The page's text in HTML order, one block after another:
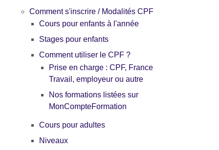
Comment s'inscrire / Modalités CPF
Cours pour enfants à l'année
Stages pour enfants
Comment utiliser le CPF ?
Prise en charge : CPF, France
Travail, employeur ou autre
Nos formations listées sur
MonCompteFormation
Cours pour adultes
Niveaux